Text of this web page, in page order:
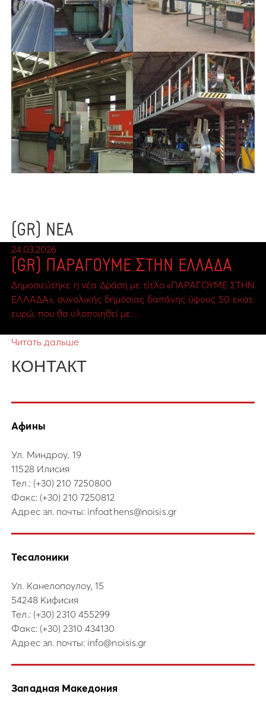
(GR) ΝΕΑ
24.03.2026
(GR) ΠΑΡΑΓΟΥΜΕ ΣΤΗΝ ΕΛΛΑΔΑ
Δημοσιεύτηκε η νέα Δράση με τίτλο «ΠΑΡΑΓΟΥΜΕ ΣΤΗΝ
ΕΛΛΑΔΑ», συνολικής δημόσιας δαπάνης ύψους 50 εκατ.
ευρώ, που θα υλοποιηθεί με…
Читать дальше
КОНТАКТ
Афины
Ул. Миндроу, 19
11528 Илисия
Тел.: (+30) 210 7250800
Факс: (+30) 210 7250812
Адрес эл. почты: infoathens@noisis.gr
Тесалоники
Ул. Канелопоулоу, 15
54248 Кифисия
Тел.: (+30) 2310 455299
Факс: (+30) 2310 434130
Адрес эл. почты: info@noisis.gr
Западная Македония